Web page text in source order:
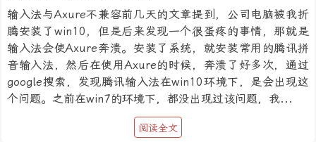
输入法与Axure不兼容前几天的文章提到，公司电脑被我折
腾安装了win10，但是后来发现一个很蛋疼的事情，那就是
输入法会使Axure奔溃。安装了系统，就安装常用的腾讯拼
音输入法，然后在使用Axure的时候，奔溃了好多次，通过
google搜索，发现腾讯输入法在win10环境下，是会出现这
个问题。之前在win7的环境下，都没出现过该问题，我...
阅读全文